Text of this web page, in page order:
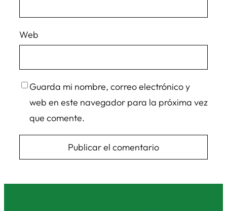
Web
Guarda mi nombre, correo electrónico y
web en este navegador para la próxima vez
que comente.